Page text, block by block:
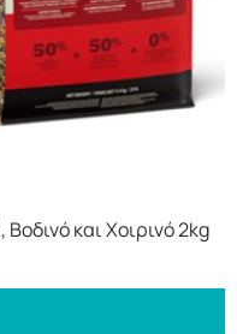
και Χοιρινό 2kg